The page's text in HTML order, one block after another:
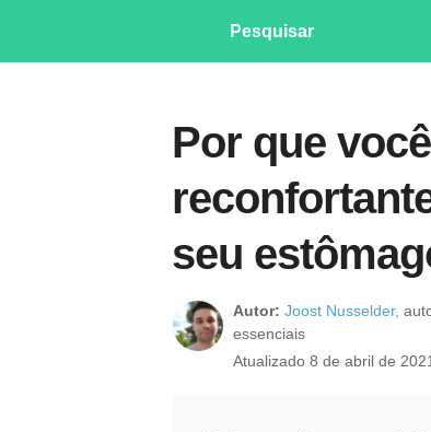
Pesquisar
Por que
seu
Autor: Joost Nusselder,
essenciais
Atualizado 8 de abril de 2021